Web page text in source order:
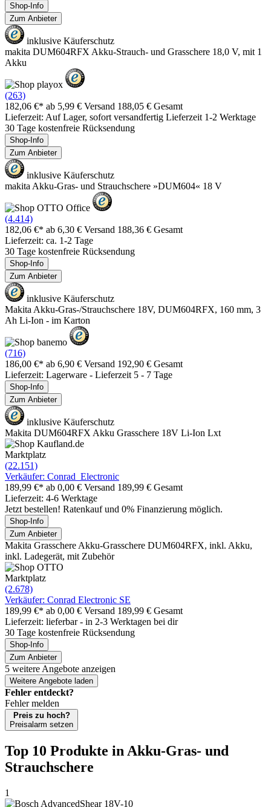
Shop-Info
Zum Anbieter
inklusive Käuferschutz
makita DUM604RFX Akku-Strauch- und Grasschere 18,0 V, mit 1
Akku
(263)
182,06 €* ab 5,99 € Versand 188,05 € Gesamt
Lieferzeit: Auf Lager, sofort versandfertig Lieferzeit 1-2 Werktage
30 Tage kostenfreie Rücksendung
Shop-Info
Zum Anbieter
inklusive Käuferschutz
makita Akku-Gras- und Strauchschere »DUM604« 18 V
(4.414)
182,06 €* ab 6,30 € Versand 188,36 € Gesamt
Lieferzeit: ca. 1-2 Tage
30 Tage kostenfreie Rücksendung
Shop-Info
Zum Anbieter
inklusive Käuferschutz
Makita Akku-Gras-/Strauchschere 18V, DUM604RFX, 160 mm, 3
Ah Li-Ion - im Karton
(716)
186,00 €* ab 6,90 € Versand 192,90 € Gesamt
Lieferzeit: Lagerware - Lieferzeit 5 - 7 Tage
Shop-Info
Zum Anbieter
inklusive Käuferschutz
Makita DUM604RFX Akku Grasschere 18V Li-Ion Lxt
Marktplatz
(22.151)
Verkäufer: Conrad_Electronic
189,99 €* ab 0,00 € Versand 189,99 € Gesamt
Lieferzeit: 4-6 Werktage
Jetzt bestellen! Ratenkauf und 0% Finanzierung möglich.
Shop-Info
Zum Anbieter
Makita Grasschere Akku-Grasschere DUM604RFX, inkl. Akku,
inkl. Ladegerät, mit Zubehör
Marktplatz
(2.678)
Verkäufer: Conrad Electronic SE
189,99 €* ab 0,00 € Versand 189,99 € Gesamt
Lieferzeit: lieferbar - in 2-3 Werktagen bei dir
30 Tage kostenfreie Rücksendung
Shop-Info
Zum Anbieter
5 weitere Angebote anzeigen
Weitere Angebote laden
Fehler entdeckt?
Fehler melden
Preis zu hoch?
Preisalarm setzen
Top 10 Produkte in Akku-Gras- und
Strauchschere
1